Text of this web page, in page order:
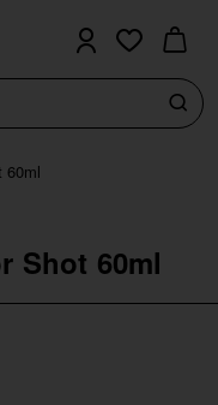
Shot 60ml
60ml